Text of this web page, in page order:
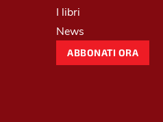
I libri
News
ABBONATI ORA